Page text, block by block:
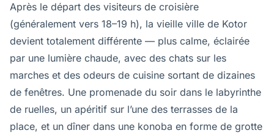
Après le départ des visiteurs de croisière
(généralement vers 18–19 h), la vieille ville de Kotor
devient totalement différente — plus calme, éclairée
par une lumière chaude, avec des chats sur les
marches et des odeurs de cuisine sortant de dizaines
de fenêtres. Une promenade du soir dans le labyrinthe
de ruelles, un apéritif sur l’une des terrasses de la
place, et un dîner dans une konoba en forme de grotte